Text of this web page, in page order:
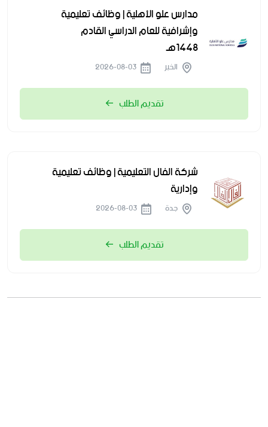
مدارس علو الأهلية | وظائف تعليمية
وإشرافية للعام الدراسي القادم
1448هـ
الخبر
تقديم الطلب
شركة الفال التعليمية | وظائف تعليمية
وإدارية
جدة
تقديم الطلب